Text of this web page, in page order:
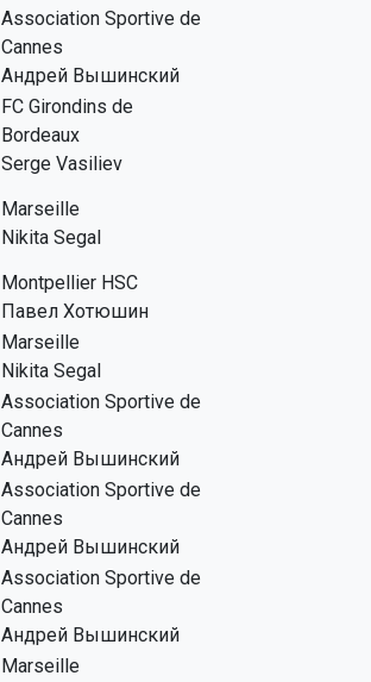
Association Sportive de
Cannes
Андрей Вышинский
FC Girondins de
Bordeaux
Serge Vasiliev
Marseille
Nikita Segal
Montpellier HSC
Павел Хотюшин
Marseille
Nikita Segal
Association Sportive de
Cannes
Андрей Вышинский
Association Sportive de
Cannes
Андрей Вышинский
Association Sportive de
Cannes
Андрей Вышинский
Marseille